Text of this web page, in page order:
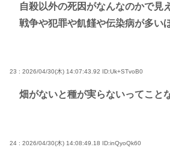
自殺以外の死因がなんなのかで見
戦争や犯罪や飢饉や伝染病が多い
23 : 2026/04/30(木) 14:07:43.92 ID:Uk+STvoB0
畑がないと種が実らないってこと
24 : 2026/04/30(木) 14:08:49.18 ID:inQyoQk60